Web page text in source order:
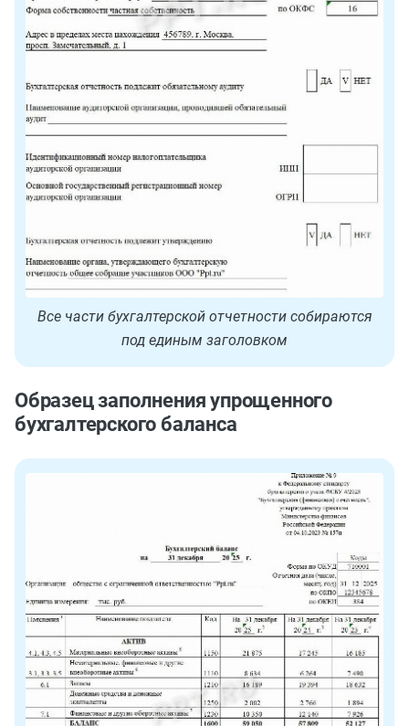
Все части бухгалтерской отчетности собираются
под единым заголовком
Образец заполнения упрощенного
бухгалтерского баланса